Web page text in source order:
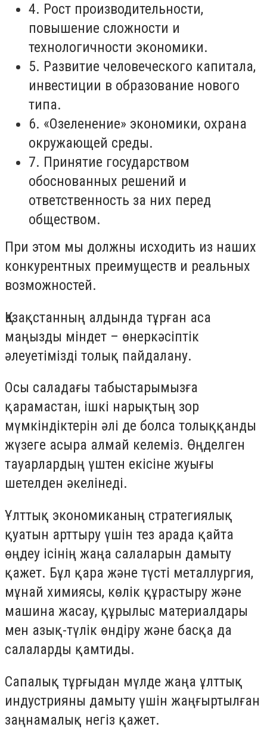
4. Рост производительности,
повышение сложности и
технологичности экономики.
5. Развитие человеческого капитала,
инвестиции в образование нового
типа.
6. «Озеленение» экономики, охрана
окружающей среды.
7. Принятие государством
обоснованных решений и
ответственность за них перед
обществом.
При этом мы должны исходить из наших
конкурентных преимуществ и реальных
возможностей.
Қазақстанның алдында тұрған аса
маңызды міндет – өнеркәсіптік
әлеуетімізді толық пайдалану.
Осы саладағы табыстарымызға
қарамастан, ішкі нарықтың зор
мүмкіндіктерін әлі де болса толыққанды
жүзеге асыра алмай келеміз. Өңделген
тауарлардың үштен екісіне жуығы
шетелден әкелінеді.
Ұлттық экономиканың стратегиялық
қуатын арттыру үшін тез арада қайта
өңдеу ісінің жаңа салаларын дамыту
қажет. Бұл қара және түсті металлургия,
мұнай химиясы, көлік құрастыру және
машина жасау, құрылыс материалдары
мен азық-түлік өндіру және басқа да
салаларды қамтиды.
Сапалық тұрғыдан мүлде жаңа ұлттық
индустрияны дамыту үшін жаңғыртылған
заңнамалық негіз қажет.